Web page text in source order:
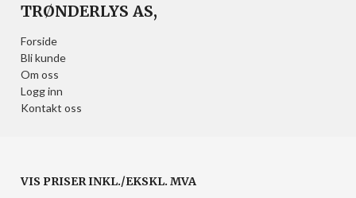
TRØNDERLYS AS,
Forside
Bli kunde
Om oss
Logg inn
Kontakt oss
VIS PRISER INKL./EKSKL. MVA